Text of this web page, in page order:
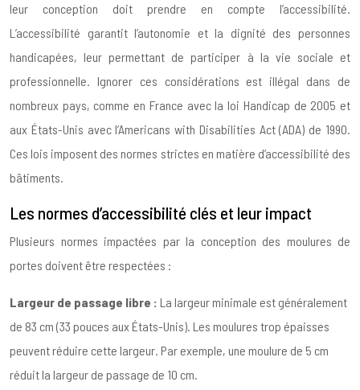
leur conception doit prendre en compte l’accessibilité.
L’accessibilité garantit l’autonomie et la dignité des personnes
handicapées, leur permettant de participer à la vie sociale et
professionnelle. Ignorer ces considérations est illégal dans de
nombreux pays, comme en France avec la loi Handicap de 2005 et
aux États-Unis avec l’Americans with Disabilities Act (ADA) de 1990.
Ces lois imposent des normes strictes en matière d’accessibilité des
bâtiments.
Les normes d’accessibilité clés et leur impact
Plusieurs normes impactées par la conception des moulures de
portes doivent être respectées :
Largeur de passage libre : La largeur minimale est généralement
de 83 cm (33 pouces aux États-Unis). Les moulures trop épaisses
peuvent réduire cette largeur. Par exemple, une moulure de 5 cm
réduit la largeur de passage de 10 cm.